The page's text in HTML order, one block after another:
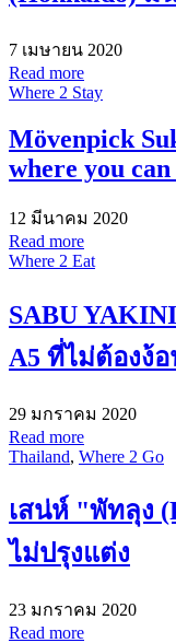
7 เมษายน 2020
Read more
Where 2 Stay
Mövenpick
where you
12 มีนาคม 2020
Read more
Where 2 Eat
SABU
A5 ที่ไม่ต้องง้
29 มกราคม 2020
Read more
Thailand, Where 2 Go
เสน่ห์ "พัทลุง
ไม่ปรุงแต่ง
23 มกราคม 2020
Read more